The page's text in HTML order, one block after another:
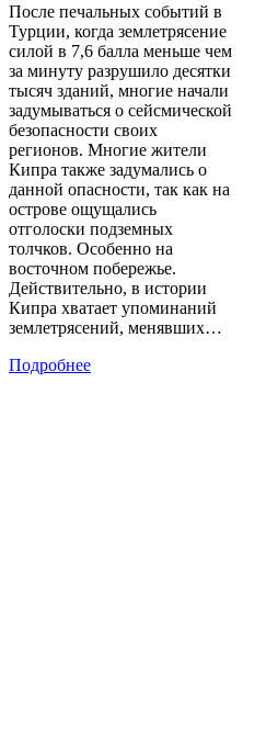
После печальных событий в
Турции, когда землетрясение
силой в 7,6 балла меньше чем
за минуту разрушило десятки
тысяч зданий, многие начали
задумываться о сейсмической
безопасности своих
регионов. Многие жители
Кипра также задумались о
данной опасности, так как на
острове ощущались
отголоски подземных
толчков. Особенно на
восточном побережье.
Действительно, в истории
Кипра хватает упоминаний
землетрясений, менявших…
Подробнее